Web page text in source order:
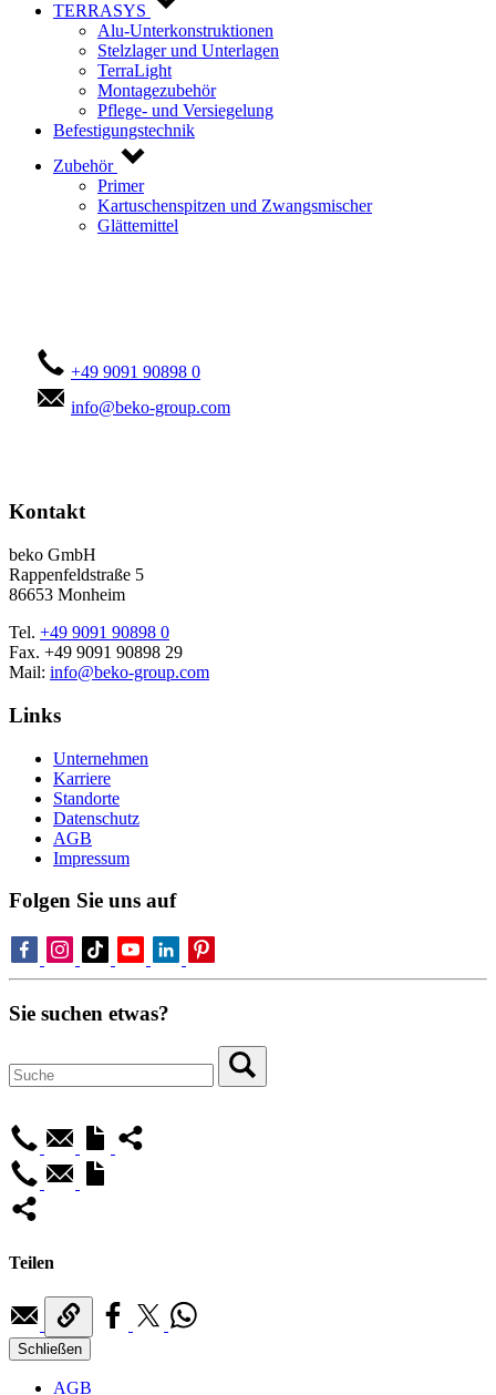
TERRASYS
Alu-Unterkonstruktionen
Stelzlager und Unterlagen
TerraLight
Montagezubehör
Pflege- und Versiegelung
Befestigungstechnik
Zubehör
Primer
Kartuschenspitzen und Zwangsmischer
Glättemittel
+49 9091 90898 0
info@beko-group.com
Kontakt
beko GmbH
Rappenfeldstraße 5
86653 Monheim
Tel. +49 9091 90898 0
Fax. +49 9091 90898 29
Mail: info@beko-group.com
Links
Unternehmen
Karriere
Standorte
Datenschutz
AGB
Impressum
Folgen Sie uns auf
Sie suchen etwas?
Teilen
Schließen
AGB